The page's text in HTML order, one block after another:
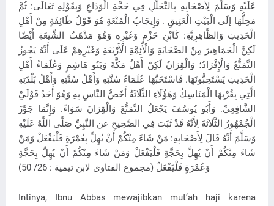
عَلَيْهِ وَسَلَّمَ لِأَصْحَابِهِ بِالتَّحَلُّلِ فِي حَجَّةِ الْوَدَاعِ وَبِقَوْلِهِ تَعَالَى: ثُمَّ
مَحِلُّهَا إلَى الْبَيْتِ الْعَتِيقِ . وَإِيجَابُ الْمُتْعَةِ هُوَ قَوْلُ طَائِفَةٍ مِنْ أَهْلِ
الْحَدِيثِ وَالظَّاهِرِيَّةِ: كَابْنِ حَزْمٍ وَغَيْرِهِ وَهُوَ مَذْهَبُ الشِّيعَةِ أَيْضًا
لَكِنَّ الْجَمَاهِيرَ مِنْ الصَّحَابَةِ وَالْأَئِمَّةِ الْأَرْبَعَةِ وَغَيْرِهِمْ عَلَى أَنَّهُ يَجُوزُ
التَّمَتُّعُ وَالْإِفْرَادُ؛ وَالْقِرَانُ لَكِنْ أَهْلُ مَكَّةَ وَبَنُو هَاشِمٍ وَعُلَمَاءُ أَهْلِ
الْحَدِيثِ يَسْتَحِبُّونَهَا. فَاسْتَحَبَّهَا عُلَمَاءُ سُنَّتِهِ وَأَهْلُ سُنَّتِهِ وَأَهْلُ بَلْدَتِهِ
الَّتِي بِقُرْبِهَا الْمَنَاسِكُ وَهَؤُلَاءِ الثَّلَاثَةُ أَخَصُّ النَّاسِ بِهِ وَهُوَ أَحَدُ قَوْلَيْ
الشَّافِعِيِّ. وَأَبُو يُوسُفَ يَجْعَلُ التَّمَتُّعَ وَالْقِرَانَ سَوَاءً. وَإِنَّمَا جَوَّزَ
الْجُمْهُورُ الثَّلَاثَةَ لِأَنَّهُ قَدْ ثَبَتَ فِي الصَّحِيحِ عن النَّبِيِّ صَلَّى اللَّهُ عَلَيْهِ
وَسَلَّمَ أَنَّهُ قَالَ لِأَصْحَابِهِ: مَنْ شَاءَ مِنْكُمْ أَنْ يُهِلَّ بِعُمْرَةِ فَلْيَفْعَلْ وَمَنْ
شَاءَ مِنْكُمْ أَنْ يُهِلَّ بِحَجَّةِ فَلْيَفْعَلْ وَمَنْ شَاءَ مِنْكُمْ أَنْ يُهِلَّ بِحَجَّةِ
وَعُمْرَةٍ فَلْيَفْعَلْ (مجموع الفتاوى لابن تيمية : 26/ 50)
Intinya, Ibnu Abbas mewajibkan mut’ah haji karena